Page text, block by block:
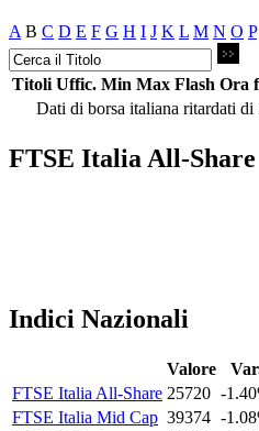
A B C D E F G H I J K L M N O P
Titoli Uffic. Min Max Flash Ora
Dati di borsa italiana ritardati di
FTSE Italia All-Share
Indici Nazionali
Valore
FTSE Italia All-Share 25720 -
FTSE Italia Mid Cap 39374 -